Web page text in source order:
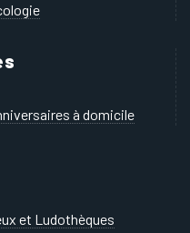
à domicile
et Ludothèques